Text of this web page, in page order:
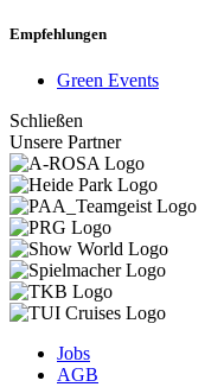
Empfehlungen
Green Events
Schließen
Unsere Partner
Jobs
AGB